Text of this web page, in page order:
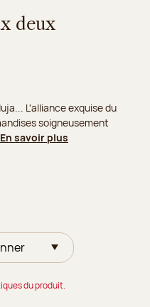
deux
L'alliance exquise du
soigneusement
En savoir plus
du produit.